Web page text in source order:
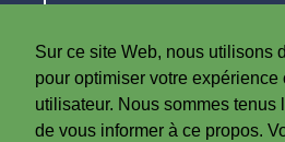
Sur ce site Web, nous utilisons
pour optimiser votre expérience
utilisateur. Nous sommes tenus
de vous informer à ce propos.
8790 Waregem
Belgique
T+32 (0)56 60 79 19
F +32 (0)56 61 08 85